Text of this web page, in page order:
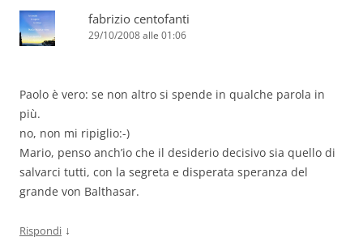
fabrizio centofanti
29/10/2008 alle 01:06
Paolo è vero: se non altro si spende in qualche parola in
più.
no, non mi ripiglio:-)
Mario, penso anch’io che il desiderio decisivo sia quello di
salvarci tutti, con la segreta e disperata speranza del
grande von Balthasar.
Rispondi ↓